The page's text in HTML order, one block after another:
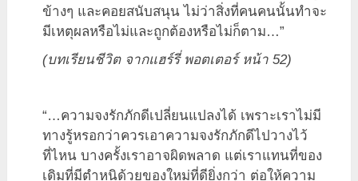
ข้างๆ และคอยสนับสนุน ไม่ว่าสิ่งที่คนคนนั้นทำจะ
มีเหตุผลหรือไม่และถูกต้องหรือไม่ก็ตาม…”
(บทเรียนชีวิต จากแฮร์รี่ พอตเตอร์ หน้า52)
“…ความจงรักภักดีเปลี่ยนแปลงได้ เพราะเราไม่มี
ทางรู้หรอกว่าควรเอาความจงรักภักดีไปวางไว้
ที่ไหน บางครั้งเราอาจผิดพลาด แต่เราแทนที่ของ
เดิมที่มีตำหนิด้วยของใหม่ที่ดียิ่งกว่า ต่อให้ความ